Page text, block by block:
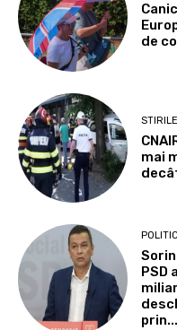
de
mai
PSD
prin...